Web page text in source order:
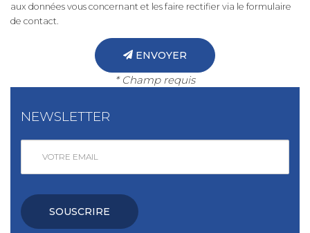
aux données vous concernant et les faire rectifier via le formulaire
de contact.
ENVOYER
* Champ requis
NEWSLETTER
SOUSCRIRE